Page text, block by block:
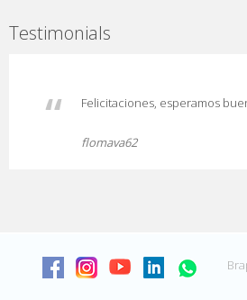
Testimonials
Felicitaciones, esperamos
flomava62